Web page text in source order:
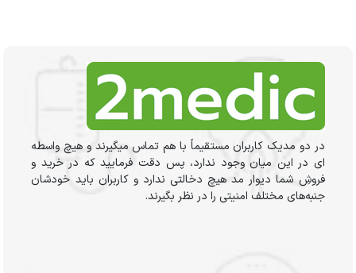
در دو مدیک کاربران مستقیماً با هم تماس میگیرند و هیچ واسطه
ای در این میان وجود ندارد، پس دقت فرمایید که در خرید و
فروشِ شما دیوار مد هیچ دخالتی ندارد و کاربران باید خودشان
جنبه‌های مختلف امنیتی را در نظر بگیرند.